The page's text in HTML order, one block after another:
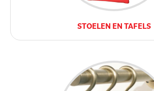
STOELEN EN TAFELS